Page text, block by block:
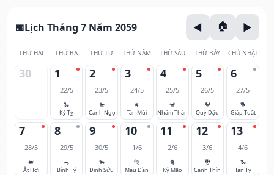
Lịch Tháng 7 Năm 2059
THỨ HAI THỨ BA THỨ TƯ THỨ NĂM THỨ SÁU THỨ BẢY CHỦ NHẬT
30 1
22/5
🐍
Kỷ Tỵ
2
23/5
🐎
Canh Ngọ
3
24/5
🐐
Tân Mùi
4
25/5
🐒
Nhâm Thân
5
26/5
🐓
Quý Dậu
6
27/5
🐕
Giáp Tuất
7
28/5
🐖
Ất Hợi
8
29/5
🐀
Bính Tý
9
30/5
🐂
Đinh Sửu
10
1/6
🐅
Mậu Dần
11
2/6
🐈
Kỷ Mão
12
3/6
🐉
Canh Thìn
13
4/6
🐍
Tân Tỵ